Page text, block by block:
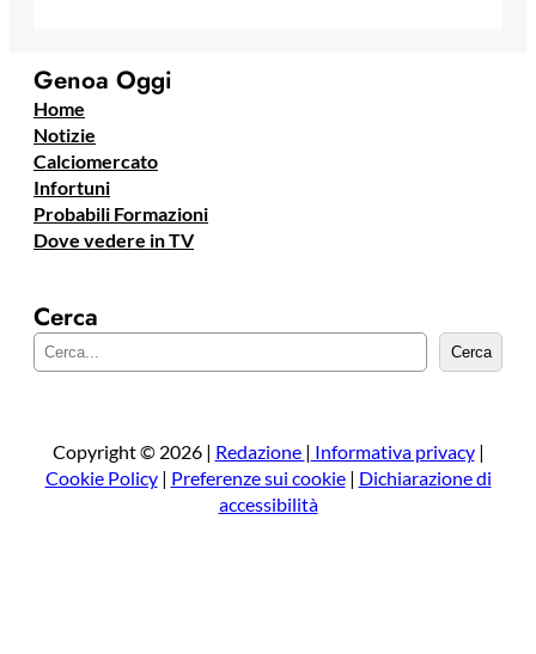
Genoa Oggi
Home
Notizie
Calciomercato
Infortuni
Probabili Formazioni
Dove vedere in TV
Cerca
e
a
Cerca
Copyright © 2026 | Redazione | Informativa privacy|
Cookie Policy| Preferenze sui cookie| Dichiarazione di
accessibilità